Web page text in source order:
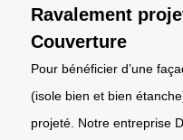
Ravalement
Couverture
Pour bénéficier d’une
(isole bien et bien
projeté. Notre entreprise